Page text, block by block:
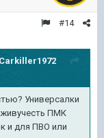
#14
Carkiller1972
Универсалки
ПМК
и для ПВО или